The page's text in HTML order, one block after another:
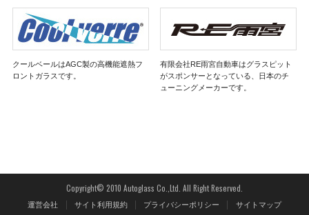
クールベールはAGC製の高機能遮熱フ
ロントガラスです。
有限会社RE雨宮自動車はグラスピット
がスポンサーとなっている、日本のチ
ューニングメーカーです。
Copyright© 2010 Autoglass Co.,Ltd. All Right Reserved.
運営会社 サイト利用規約 プライバシーポリシー サイトマップ